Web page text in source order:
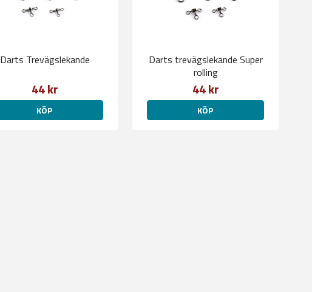
Darts Trevägslekande
44 kr
KÖP
Darts trevägslekande Super
rolling
44 kr
KÖP